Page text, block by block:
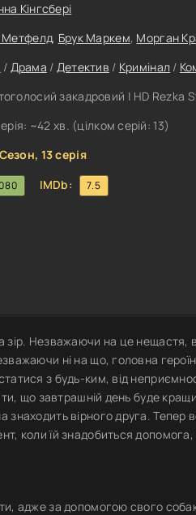
Кінгсбері
Метфелд, Брук Маркем, Морган
/ Драма / Детектив / Кримінал /
закадровий | HD Rezka
~42 хв. (цілком серій: 13)
13 серія
IMDb: 7.5
зір. Незважаючи на це нещастя,
ні на що, головна
з будь-ким, від
що завтрашній день буде
вірного друга. Тепер
коли їй знадобиться
адже за допомогою свого